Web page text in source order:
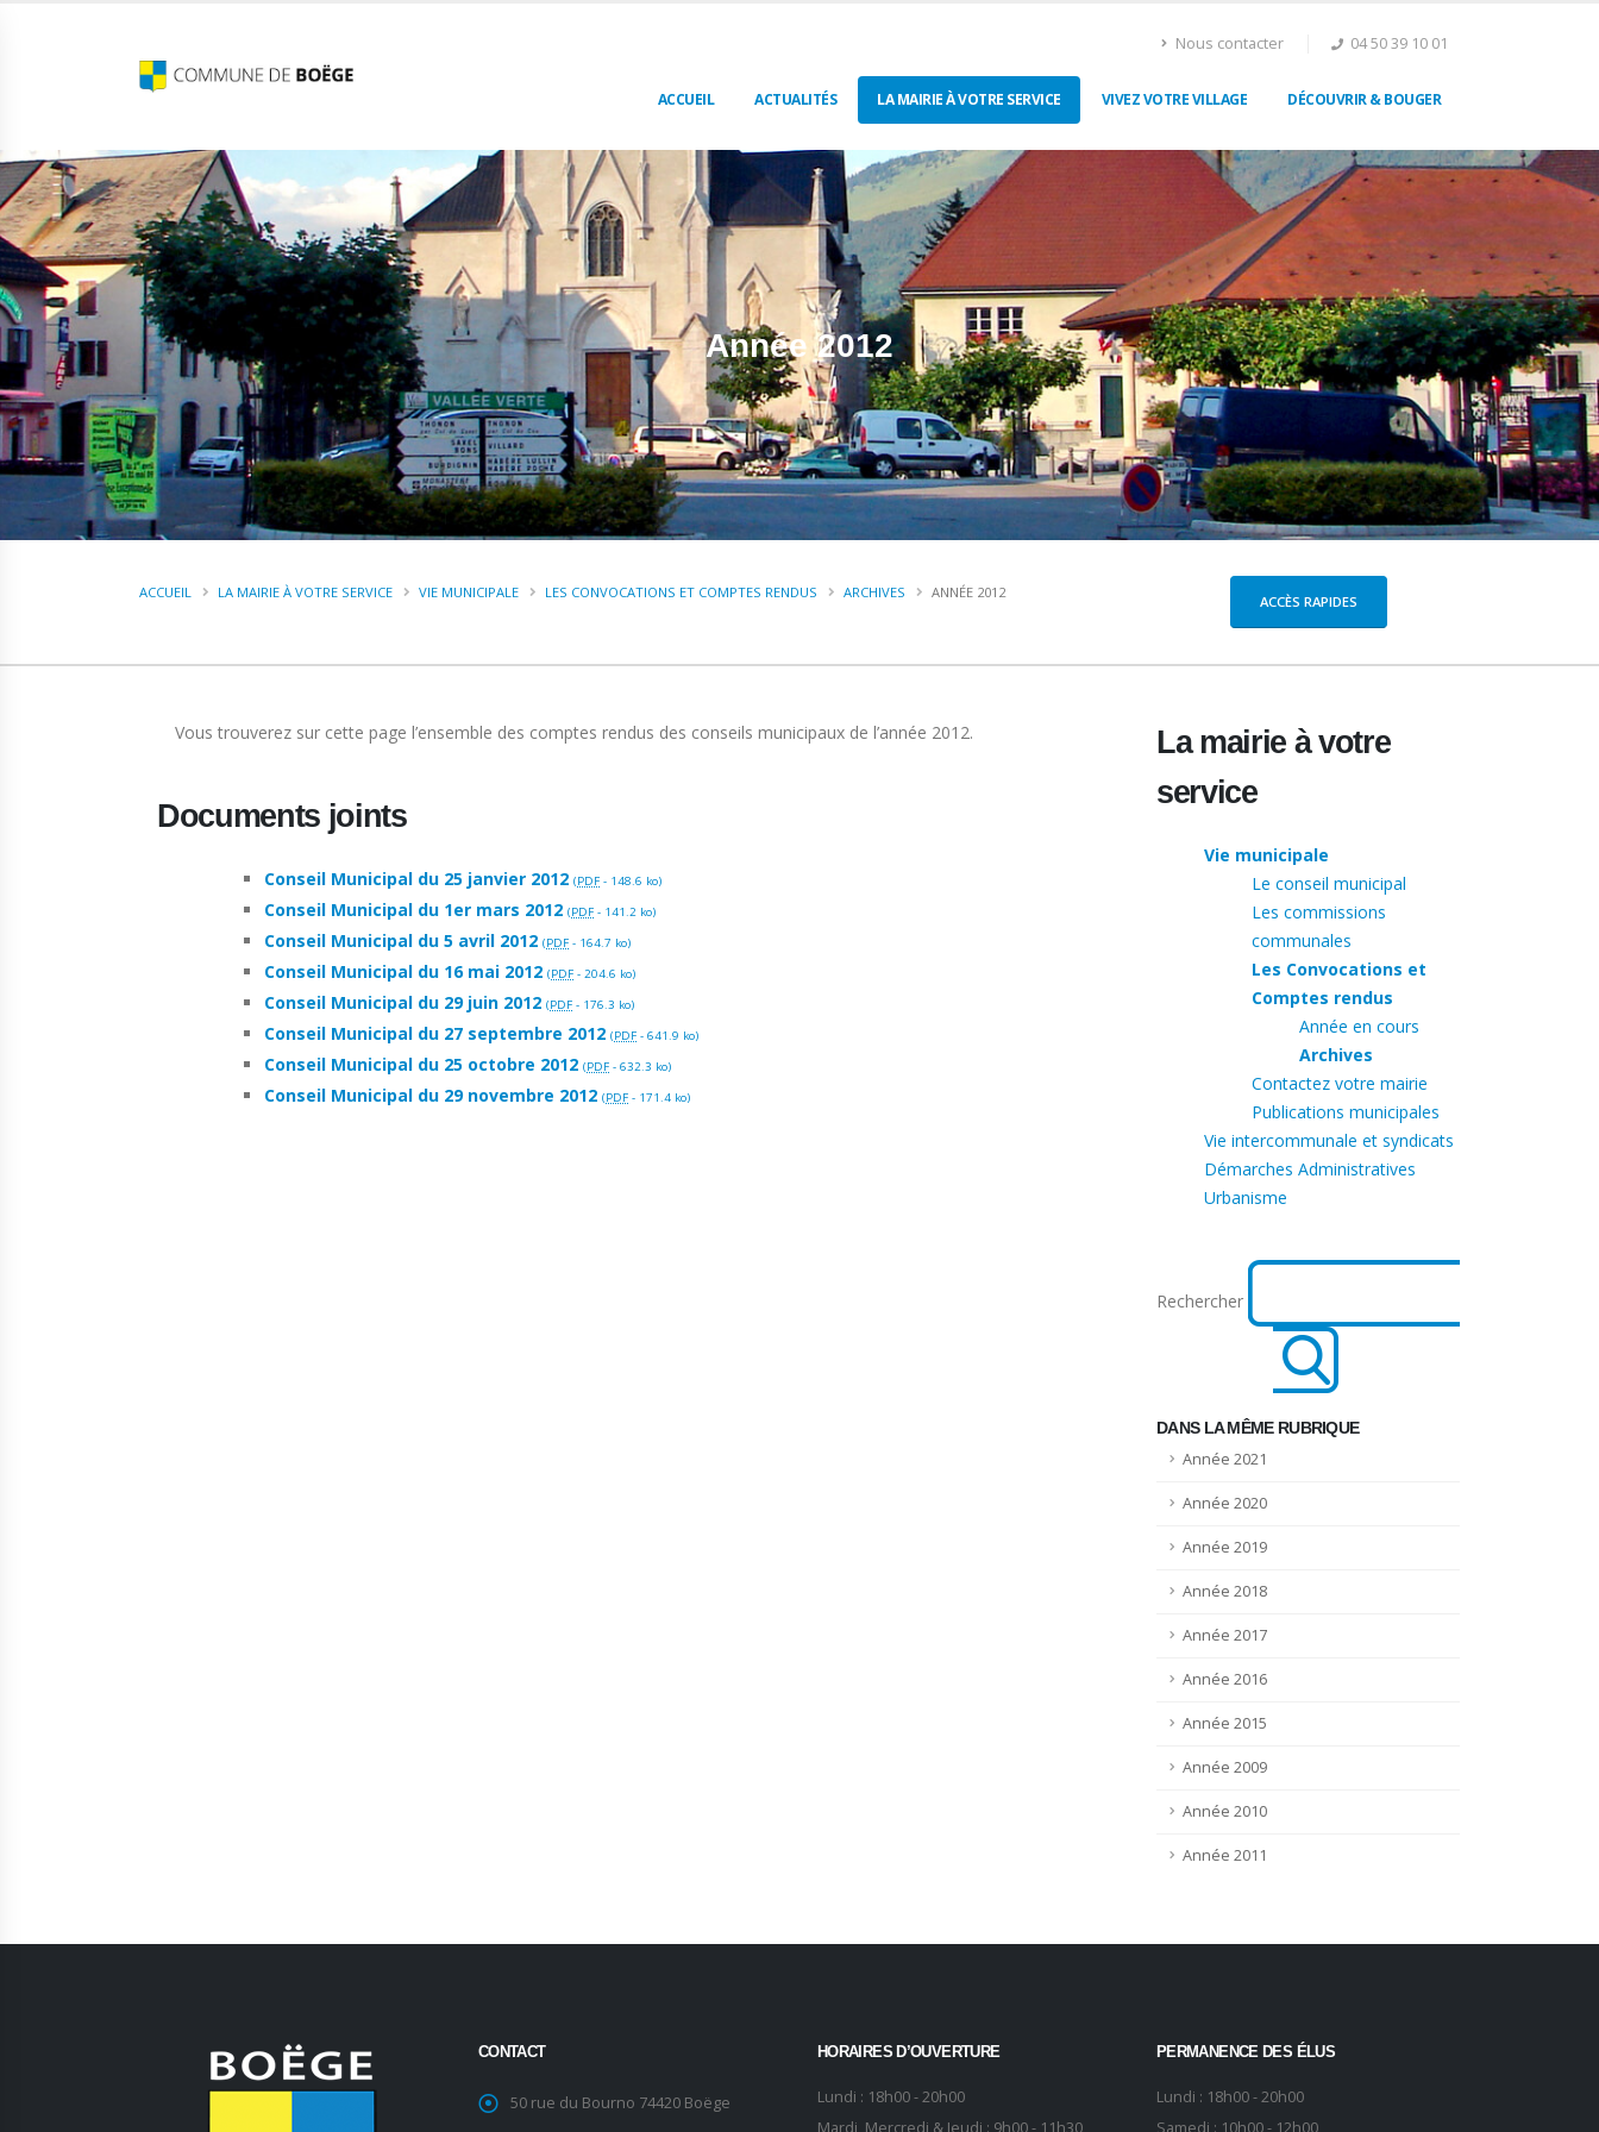
Nous contacter 04 50 39 10 01
ACCUEIL ACTUALITÉS LA MAIRIE À VOTRE SERVICE VIVEZ VOTRE VILLAGE DÉCOUVRIR & BOUGER
Année 2012
ACCUEIL LA MAIRIE À VOTRE SERVICE VIE MUNICIPALE LES CONVOCATIONS ET COMPTES RENDUS ARCHIVES ANNÉE 2012
ACCÈS RAPIDES
Vous trouverez sur cette page l’ensemble des comptes rendus des conseils municipaux de l’année 2012.
Documents joints
Conseil Municipal du 25 janvier 2012 (PDF - 148.6 ko)
Conseil Municipal du 1er mars 2012 (PDF - 141.2 ko)
Conseil Municipal du 5 avril 2012 (PDF - 164.7 ko)
Conseil Municipal du 16 mai 2012 (PDF - 204.6 ko)
Conseil Municipal du 29 juin 2012 (PDF - 176.3 ko)
Conseil Municipal du 27 septembre 2012 (PDF - 641.9 ko)
Conseil Municipal du 25 octobre 2012 (PDF - 632.3 ko)
Conseil Municipal du 29 novembre 2012 (PDF - 171.4 ko)
La mairie à votre
service
Vie municipale
Le conseil municipal
Les commissions
communales
Les Convocations et
Comptes rendus
Année en cours
Archives
Contactez votre mairie
Publications municipales
Vie intercommunale et syndicats
Démarches Administratives
Urbanisme
Rechercher
DANS LA MÊME RUBRIQUE
Année 2021
Année 2020
Année 2019
Année 2018
Année 2017
Année 2016
Année 2015
Année 2009
Année 2010
Année 2011
CONTACT
50 rue du Bourno 74420 Boëge
HORAIRES D’OUVERTURE
Lundi : 18h00 - 20h00
Mardi, Mercredi & Jeudi : 9h00 - 11h30
PERMANENCE DES ÉLUS
Lundi : 18h00 - 20h00
Samedi : 10h00 - 12h00